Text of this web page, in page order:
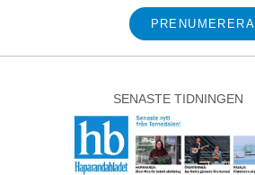
PRENUMERERA
SENASTE TIDNINGEN